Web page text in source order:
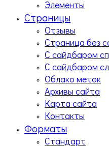
Элементы
Страницы
Отзывы
Страница без
С сайдбаром
С сайдбаром
Облако меток
Архивы сайта
Карта сайта
Контакты
Форматы
Стандарт